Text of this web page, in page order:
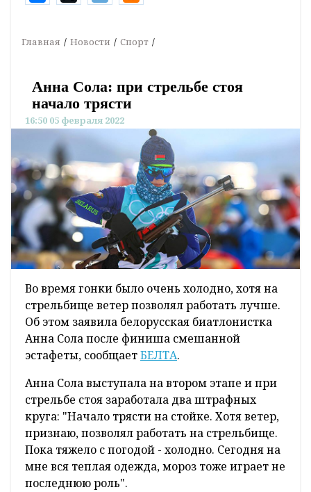
Главная Новости Спорт
Анна Сола: при стрельбе стоя
начало трясти
16:50 05 февраля 2022
Во время гонки было очень холодно, хотя на
стрельбище ветер позволял работать лучше.
Об этом заявила белорусская биатлонистка
Анна Сола после финиша смешанной
эстафеты, сообщаетБЕЛТА.
Анна Сола выступала на втором этапе и при
стрельбе стоя заработала два штрафных
круга: "Начало трясти на стойке. Хотя ветер,
признаю, позволял работать на стрельбище.
Пока тяжело с погодой - холодно. Сегодня на
мне вся теплая одежда, мороз тоже играет не
последнюю роль".